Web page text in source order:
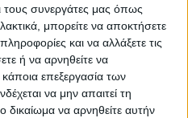
τους συνεργάτες μας όπως
μπορείτε να αποκτήσετε
και να αλλάξετε τις
ή να αρνηθείτε να
επεξεργασία των
να μην απαιτεί τη
δικαίωμα να αρνηθείτε αυτήν
με Παράρτημα Ρομά
461 νέοι
την αρχή της
έχει 5.153